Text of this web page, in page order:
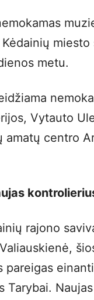
metu.
Vytauto
amatų centro
rajono
pareigas
Tarybai.